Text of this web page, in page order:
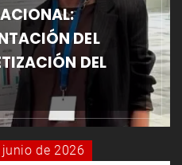
DEL
DEL
de 2026